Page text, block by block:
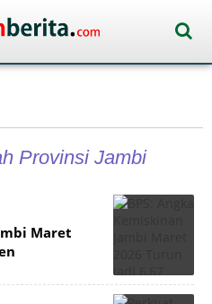
Provinsi Jambi
Maret